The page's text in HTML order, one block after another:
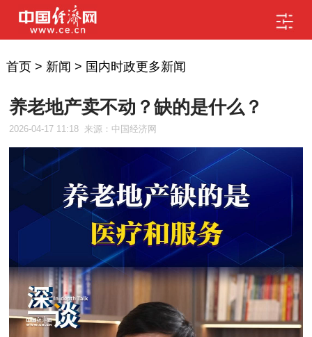
首页> 新闻 > 国内时政更多新闻
养老地产卖不动？缺的是什么？
2026-04-17 11:18 来源：中国经济网